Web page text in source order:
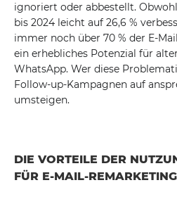
ignoriert oder abbestellt.
bis 2024 leicht auf 26,6 %
immer noch über 70 % der E-
ein erhebliches Potenzial für
WhatsApp. Wer diese
Follow-up-Kampagnen auf
umsteigen.
DIE VORTEILE DER
FÜR E-MAIL-REMARKETING